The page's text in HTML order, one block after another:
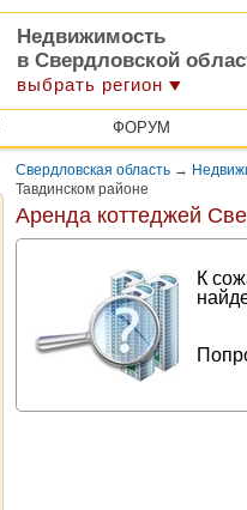
Недвижимость
в Свердловской
выбрать регион
ФОРУМ
Свердловская область →
Тавдинском районе
Аренда коттеджей
К